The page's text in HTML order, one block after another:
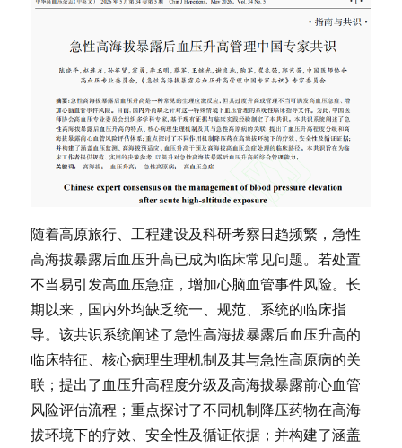
随着高原旅行、工程建设及科研考察日趋频繁，急性
高海拔暴露后血压升高已成为临床常见问题。若处置
不当易引发高血压急症，增加心脑血管事件风险。长
期以来，国内外均缺乏统一、规范、系统的临床指
导。该共识系统阐述了急性高海拔暴露后血压升高的
临床特征、核心病理生理机制及其与急性高原病的关
联；提出了血压升高程度分级及高海拔暴露前心血管
风险评估流程；重点探讨了不同机制降压药物在高海
拔环境下的疗效、安全性及循证依据；并构建了涵盖